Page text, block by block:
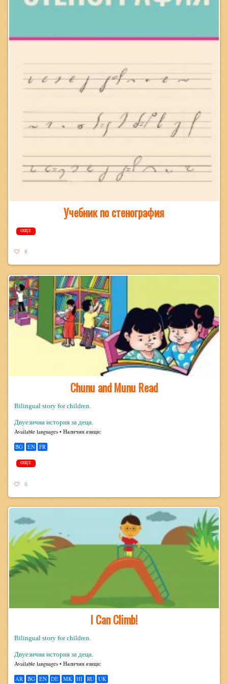
Учебник по стенография
ОЩЕ
8
Chunu and Munu Read
Bilingual story for children.
Двуезична история за деца.
Avail­able lan­guages • Налични езици:
BG EN FR
ОЩЕ
0
I Can Climb!
Bilingual story for children.
Двуезична история за деца.
Avail­able lan­guages • Налични езици:
AR BG EN DE MK HI RU UK